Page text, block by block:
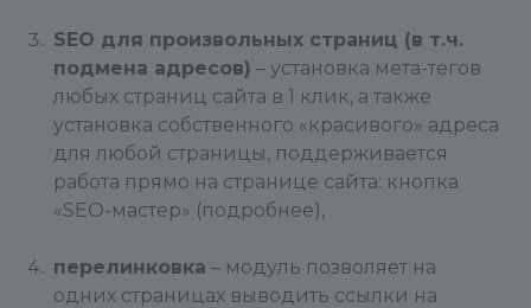
SEO для произвольных страниц (в т.ч.
подмена адресов) – установка мета-тегов
любых страниц сайта в 1 клик, а также
установка собственного «красивого» адреса
для любой страницы, поддерживается
работа прямо на странице сайта: кнопка
«SEO-мастер» (подробнее),
перелинковка – модуль позволяет на
одних страницах выводить ссылки на